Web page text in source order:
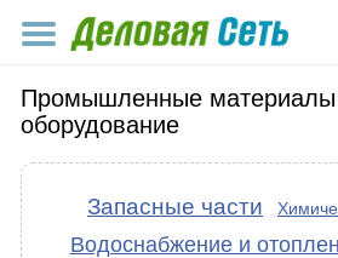
Промышленные материалы
оборудование
Запасные части
Водоснабжение и